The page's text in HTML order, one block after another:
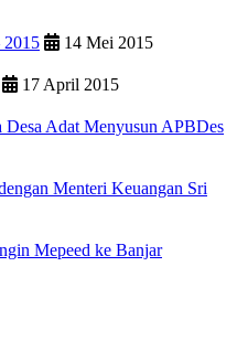
2015 14 Mei 2015
17 April 2015
Desa Adat Menyusun APBDes
Menteri Keuangan Sri
Mepeed ke Banjar